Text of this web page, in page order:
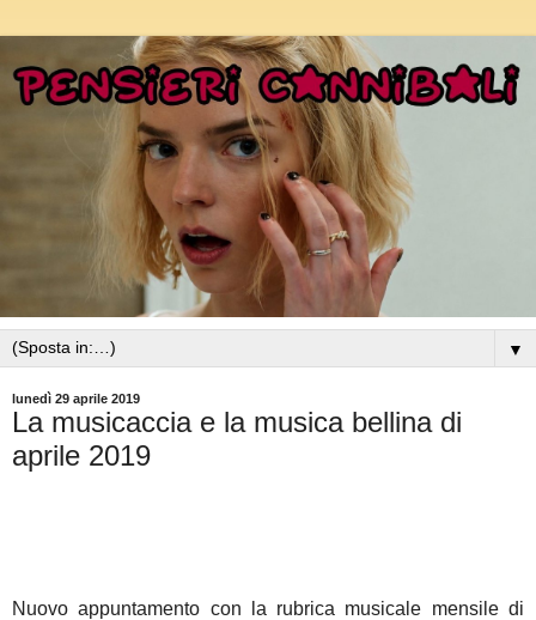
▼
lunedì 29 aprile 2019
La musicaccia e la musica bellina di
aprile 2019
Nuovo appuntamento con la rubrica musicale mensile di